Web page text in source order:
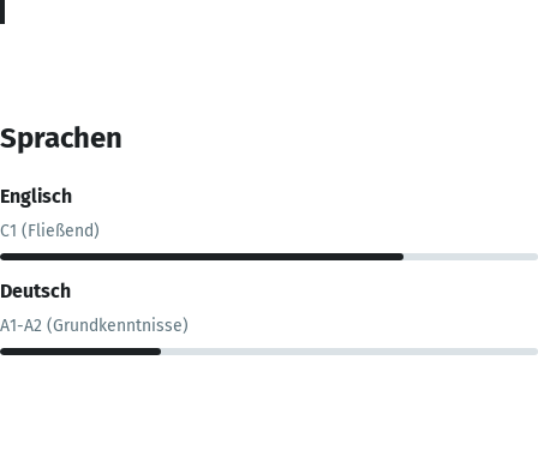
Sprachen
Englisch
C1 (Fließend)
Deutsch
A1-A2 (Grundkenntnisse)